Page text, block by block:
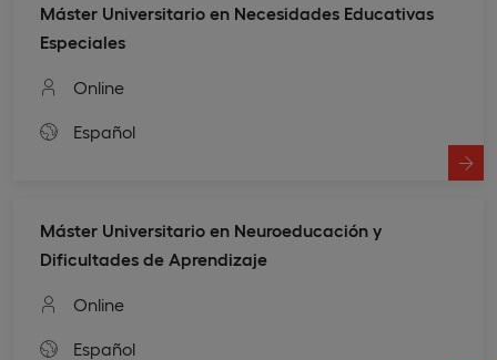
Máster Universitario en Necesidades Educativas
Especiales
Online
Español
Máster Universitario en Neuroeducación y
Dificultades de Aprendizaje
Online
Español